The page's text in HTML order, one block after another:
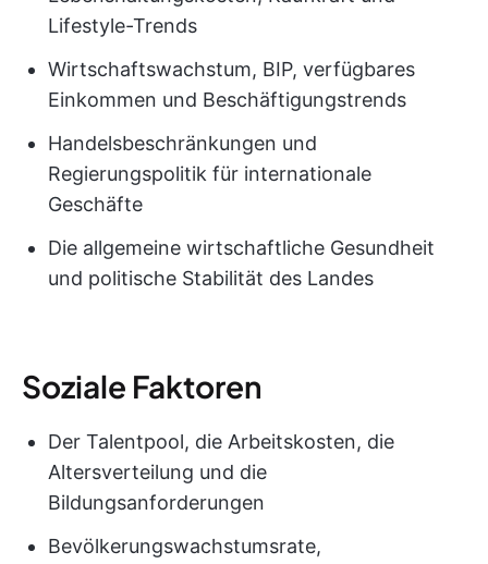
Lifestyle-Trends
Wirtschaftswachstum, BIP, verfügbares
Einkommen und Beschäftigungstrends
Handelsbeschränkungen und
Regierungspolitik für internationale
Geschäfte
Die allgemeine wirtschaftliche Gesundheit
und politische Stabilität des Landes
Soziale Faktoren
Der Talentpool, die Arbeitskosten, die
Altersverteilung und die
Bildungsanforderungen
Bevölkerungswachstumsrate,